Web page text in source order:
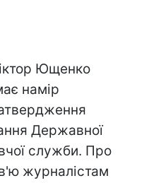
Ющенко
намір
Державної
служби. Про
журналістам